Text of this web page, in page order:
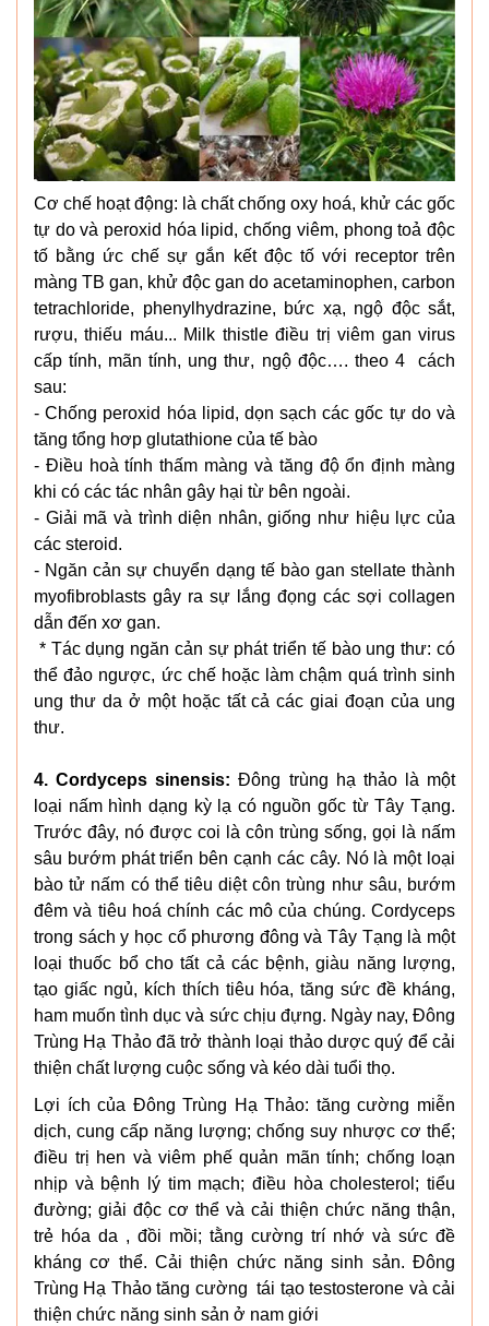
Cơ chế hoạt động: là chất chống oxy hoá, khử các gốc
tự do và peroxid hóa lipid, chống viêm, phong toả độc
tố bằng ức chế sự gắn kết độc tố với receptor trên
màng TB gan, khử độc gan do acetaminophen, carbon
tetrachloride, phenylhydrazine, bức xạ, ngộ độc sắt,
rượu, thiếu máu... Milk thistle điều trị viêm gan virus
cấp tính, mãn tính, ung thư, ngộ độc…. theo 4 cách
sau:
- Chống peroxid hóa lipid, dọn sạch các gốc tự do và
tăng tổng hơp glutathione của tế bào
- Điều hoà tính thấm màng và tăng độ ổn định màng
khi có các tác nhân gây hại từ bên ngoài.
- Giải mã và trình diện nhân, giống như hiệu lực của
các steroid.
- Ngăn cản sự chuyển dạng tế bào gan stellate thành
myofibroblasts gây ra sự lắng đọng các sợi collagen
dẫn đến xơ gan.
* Tác dụng ngăn cản sự phát triển tế bào ung thư: có
thể đảo ngược, ức chế hoặc làm chậm quá trình sinh
ung thư da ở một hoặc tất cả các giai đoạn của ung
thư.
4. Cordyceps sinensis: Đông trùng hạ thảo là một
loại nấm hình dạng kỳ lạ có nguồn gốc từ Tây Tạng.
Trước đây, nó được coi là côn trùng sống, gọi là nấm
sâu bướm phát triển bên cạnh các cây. Nó là một loại
bào tử nấm có thể tiêu diệt côn trùng như sâu, bướm
đêm và tiêu hoá chính các mô của chúng. Cordyceps
trong sách y học cổ phương đông và Tây Tạng là một
loại thuốc bổ cho tất cả các bệnh, giàu năng lượng,
tạo giấc ngủ, kích thích tiêu hóa, tăng sức đề kháng,
ham muốn tình dục và sức chịu đựng. Ngày nay, Đông
Trùng Hạ Thảo đã trở thành loại thảo dược quý để cải
thiện chất lượng cuộc sống và kéo dài tuổi thọ.
Lợi ích của Đông Trùng Hạ Thảo: tăng cường miễn
dịch, cung cấp năng lượng; chống suy nhược cơ thể;
điều trị hen và viêm phế quản mãn tính; chống loạn
nhịp và bệnh lý tim mạch; điều hòa cholesterol; tiểu
đường; giải độc cơ thể và cải thiện chức năng thận,
trẻ hóa da , đồi mồi; tằng cường trí nhớ và sức đề
kháng cơ thể. Cải thiện chức năng sinh sản. Đông
Trùng Hạ Thảo tăng cường tái tạo testosterone và cải
thiện chức năng sinh sản ở nam giới